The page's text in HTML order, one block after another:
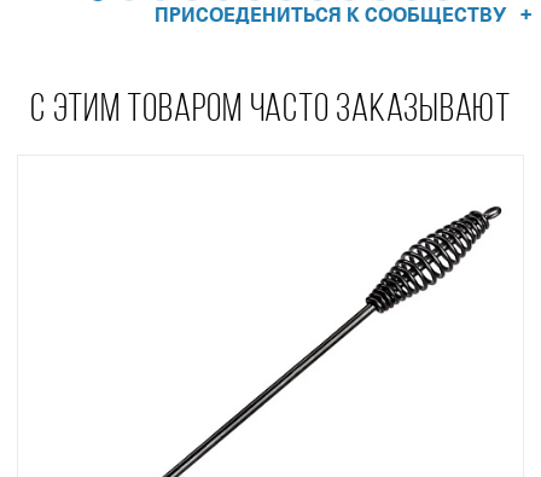
ПРИСОЕДЕНИТЬСЯ К СООБЩЕСТВУ +
С ЭТИМ ТОВАРОМ ЧАСТО ЗАКАЗЫВАЮТ